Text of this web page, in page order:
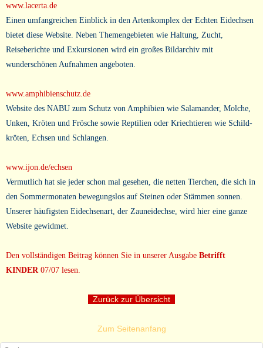
www.lacerta.de
Einen umfangreichen Einblick in den Artenkomplex der Echten Eidechsen
bietet diese Website. Neben Themengebieten wie Haltung, Zucht,
Reiseberichte und Exkursionen wird ein großes Bildarchiv mit
wunderschönen Aufnahmen angeboten.
www.amphibienschutz.de
Website des NABU zum Schutz von Amphibien wie Salamander, Molche,
Unken, Kröten und Frösche sowie Reptilien oder Kriechtieren wie Schild-
kröten, Echsen und Schlangen.
www.ijon.de/echsen
Vermutlich hat sie jeder schon mal gesehen, die netten Tierchen, die sich in
den Sommermonaten bewegungslos auf Steinen oder Stämmen sonnen.
Unserer häufigsten Eidechsenart, der Zauneidechse, wird hier eine ganze
Website gewidmet.
Den vollständigen Beitrag können Sie in unserer Ausgabe Betrifft
KINDER07/07 lesen.
Zurück zur Übersicht
Zum Seitenanfang